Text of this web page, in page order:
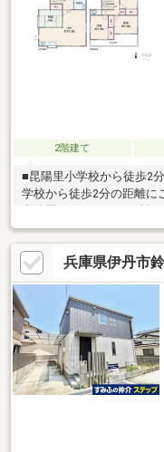
2階建て
■昆陽里小学校から徒歩2
学校から徒歩2分の距離に
す！■ロフトに屋根裏収納
ので、荷物が多いご家庭
パーも徒歩10以内にござ
設～・松崎中学校・・・
伊丹おうち保育園・・・
昆陽南公園・・・約38ｍ
298
兵庫県伊丹市